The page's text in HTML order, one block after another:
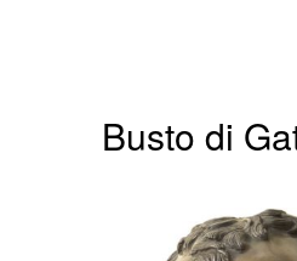
Busto di